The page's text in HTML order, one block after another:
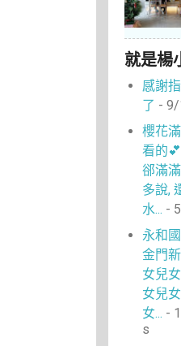
就是楊
感謝
了 -
櫻花
看的
郤滿
多說,
水... -
永和
金門
女兒
女兒
女... -
s